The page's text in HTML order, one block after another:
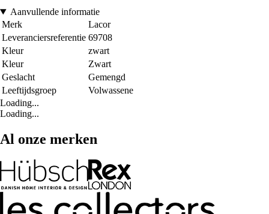
Aanvullende informatie
Merk
Lacor
Leveranciersreferentie 69708
Kleur
zwart
Kleur
Zwart
Geslacht
Gemengd
Leeftijdsgroep
Volwassene
Loading...
Loading...
Al onze merken